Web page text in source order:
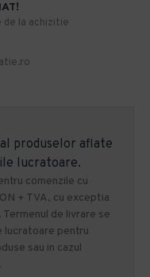
de la achizitie
produselor aflate
lucratoare.
comenzile cu
+ TVA, cu exceptia
de livrare se
pentru
sau in cazul